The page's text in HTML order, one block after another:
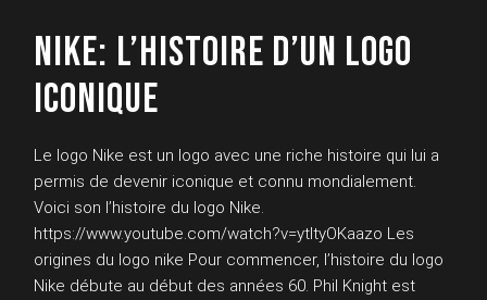
NIKE: L’HISTOIRE D’UN LOGO
ICONIQUE
Le logo Nike est un logo avec une riche histoire qui lui a
permis de devenir iconique et connu mondialement.
Voici son l’histoire du logo Nike.
https://www.youtube.com/watch?v=ytItyOKaazo Les
origines du logo nike Pour commencer, l’histoire du logo
Nike débute au début des années 60. Phil Knight est